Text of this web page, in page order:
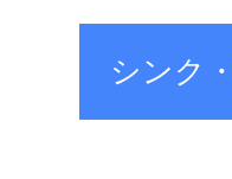
シンク